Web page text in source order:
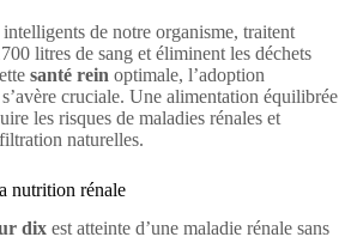
de notre organisme, traitent
litres de sang et éliminent les déchets
santé rein optimale, l’adoption
cruciale. Une alimentation équilibrée
les risques de maladies rénales et
naturelles.
nutrition rénale
dix est atteinte d’une maladie rénale sans